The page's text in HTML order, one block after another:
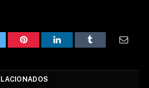
Pinterest LinkedInTumblr Email